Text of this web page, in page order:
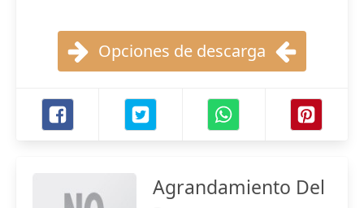
Opciones de descarga
Agrandamiento Del